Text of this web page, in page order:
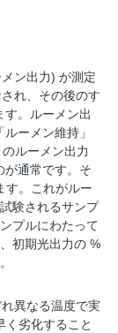
ン出力) が測定
れ、その後のす
。ルーメン出
ーメン維持」
ルーメン出力
が通常です。そ
す。これがルー
験されるサンプ
プルにわたって
初期光出力の %
異なる温度で実
く劣化すること